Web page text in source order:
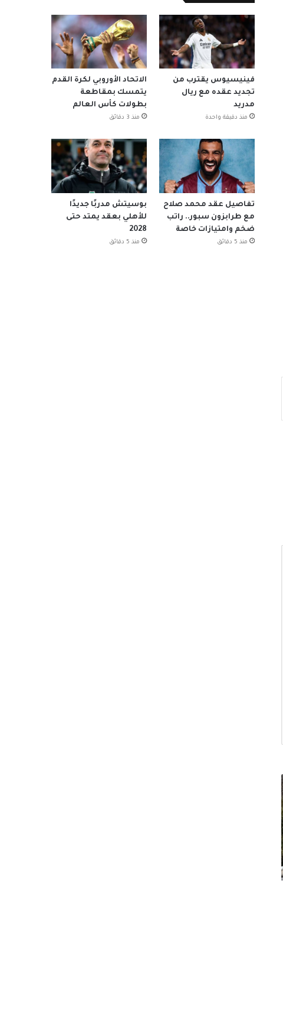
فينيسيوس يقترب من
تجديد عقده مع ريال
مدريد
منذ دقيقة واحدة
الاتحاد الأوروبي لكرة القدم
يتمسك بمقاطعة
بطولات كأس العالم
منذ 3 دقائق
تفاصيل عقد محمد صلاح
مع طرابزون سبور.. راتب
ضخم وامتيازات خاصة
منذ 5 دقائق
بوسيتش مدربًا جديدًا
للأهلي بعقد يمتد حتى
2028
منذ 5 دقائق